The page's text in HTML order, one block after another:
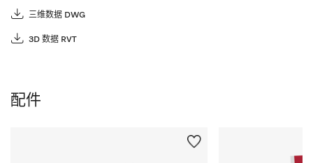
三维数据 DWG
3D 数据 RVT
配件